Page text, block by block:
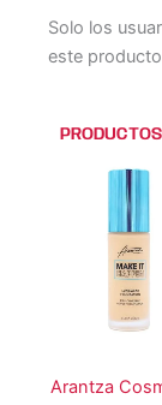
Solo los
este
Arantza
tiene
Las